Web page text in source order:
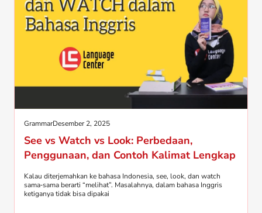
GrammarDesember 2, 2025
See vs Watch vs Look: Perbedaan,
Penggunaan, dan Contoh Kalimat Lengkap
Kalau diterjemahkan ke bahasa Indonesia, see, look, dan watch
sama‑sama berarti “melihat”. Masalahnya, dalam bahasa Inggris
ketiganya tidak bisa dipakai